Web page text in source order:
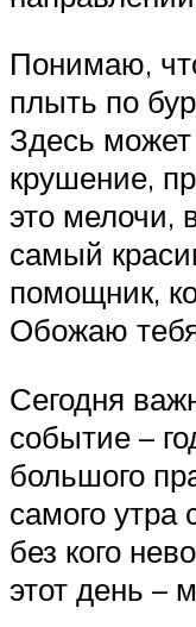
Понимаю,
плыть по
Здесь
крушение,
это мелочи,
самый
помощник,
Обожаю
Сегодня
событие –
большого
самого утра
без кого
этот день –